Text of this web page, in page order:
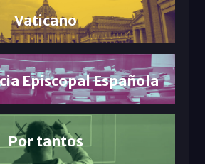
Vaticano
Episcopal Española
Por tantos